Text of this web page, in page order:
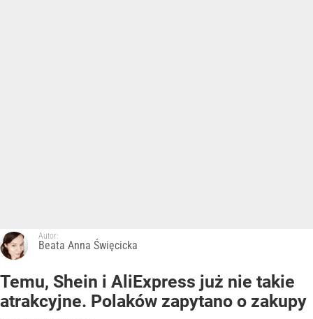
Autor:
Beata Anna Święcicka
Temu, Shein i AliExpress już nie takie
atrakcyjne. Polaków zapytano o zakupy